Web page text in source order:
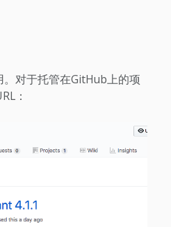
。对于托管在GitHub上的项
：